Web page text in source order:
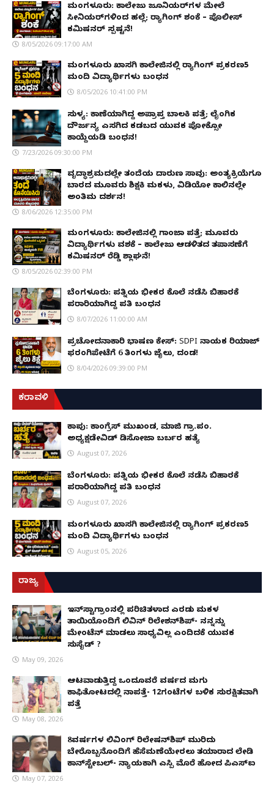
ಮಂಗಳೂರು: ಕಾಲೇಜು ಜೂನಿಯರ್‌ಗಳ ಮೇಲೆ
ಸೀನಿಯರ್‌ಗಳಿಂದ ಹಲ್ಲೆ; ರ‌್ಯಾಗಿಂಗ್ ಶಂಕೆ – ಪೊಲೀಸ್
ಕಮಿಷನರ್ ಸ್ಪಷ್ಟನೆ!
8/05/2026 09:17:00 AM
ಮಂಗಳೂರು ಖಾಸಗಿ ಕಾಲೇಜಿನಲ್ಲಿ ರ‌್ಯಾಗಿಂಗ್ ಪ್ರಕರಣ5
ಮಂದಿ ವಿದ್ಯಾರ್ಥಿಗಳು ಬಂಧನ
8/05/2026 10:41:00 PM
ಸುಳ್ಯ: ಕಾಣೆಯಾಗಿದ್ದ ಅಪ್ರಾಪ್ತ ಬಾಲಕಿ ಪತ್ತೆ; ಲೈಂಗಿಕ
ದೌರ್ಜನ್ಯ ಎಸಗಿದ ಕಡಬದ ಯುವಕ ಪೋಕ್ಸೋ
ಕಾಯ್ದೆಯಡಿ ಬಂಧನ!
7/23/2026 09:30:00 PM
ವೃದ್ಧಾಶ್ರಮದಲ್ಲೇ ತಂದೆಯ ದಾರುಣ ಸಾವು: ಅಂತ್ಯಕ್ರಿಯೆಗೂ
ಬಾರದ ಮೂವರು ಶಿಕ್ಷಕಿ ಮಕಳು, ವಿಡಿಯೋ ಕಾಲಿನಲ್ಲೇ
ಅಂತಿಮ ದರ್ಶನ!
8/06/2026 12:35:00 PM
ಮಂಗಳೂರು: ಕಾಲೇಜಿನಲ್ಲಿ ಗಾಂಜಾ ಪತ್ತೆ; ಮೂವರು
ವಿದ್ಯಾರ್ಥಿಗಳು ವಶಕ್ಕೆ – ಕಾಲೇಜು ಆಡಳಿತದ ತಪಾಸಣೆಗೆ
ಕಮಿಷನರ್ ರೆಡ್ಡಿ ಶ್ಲಾಘನೆ!
8/05/2026 02:39:00 PM
ಬೆಂಗಳೂರು: ಪತ್ನಿಯ ಭೀಕರ ಕೊಲೆ ನಡೆಸಿ ಬಿಹಾರಕ್ಕೆ
ಪರಾರಿಯಾಗಿದ್ದ ಪತಿ ಬಂಧನ
8/07/2026 11:00:00 AM
ಪ್ರಚೋದನಾಕಾರಿ ಭಾಷಣ ಕೇಸ್: SDPI ನಾಯಕ ರಿಯಾಜ್
ಫರಂಗಿಪೇಟೆಗೆ 6 ತಿಂಗಳು ಜೈಲು, ದಂಡ!
8/04/2026 09:39:00 PM
ಕರಾವಳಿ
ಕಾಪು: ಕಾಂಗ್ರೆಸ್ ಮುಖಂಡ, ಮಾಜಿ ಗ್ರಾ.ಪಂ.
ಅಧ್ಯಕ್ಷಡೇವಿಡ್ ಡಿಸೋಜಾ ಬರ್ಬರ ಹತ್ಯೆ
August 07, 2026
ಬೆಂಗಳೂರು: ಪತ್ನಿಯ ಭೀಕರ ಕೊಲೆ ನಡೆಸಿ ಬಿಹಾರಕ್ಕೆ
ಪರಾರಿಯಾಗಿದ್ದ ಪತಿ ಬಂಧನ
August 07, 2026
ಮಂಗಳೂರು ಖಾಸಗಿ ಕಾಲೇಜಿನಲ್ಲಿ ರ‌್ಯಾಗಿಂಗ್ ಪ್ರಕರಣ5
ಮಂದಿ ವಿದ್ಯಾರ್ಥಿಗಳು ಬಂಧನ
August 05, 2026
ರಾಜ್ಯ
ಇನ್​ಸ್ಟಾಗ್ರಾಂನಲ್ಲಿ ಪರಿಚಿತಳಾದ ಎರಡು ಮಕ್ಕಳ
ತಾಯಿಯೊಂದಿಗೆ ಲಿವಿನ್ ರಿಲೇಶನ್​ಶಿಪ್- ನನ್ನನ್ನು
ಮೇಂಟೆನ್ ಮಾಡಲು ಸಾಧ್ಯವಿಲ್ಲ ಎಂದಿದಕ್ಕೆ ಯುವಕ
ಸುಸೈಡ್ ?
May 09, 2026
ಆಟವಾಡುತ್ತಿದ್ದ ಒಂದೂವರೆ ವರ್ಷದ ಮಗು
ಕಾಫಿತೋಟದಲ್ಲಿ ನಾಪತ್ತೆ- 12ಗಂಟೆಗಳ ಬಳಿಕ ಸುರಕ್ಷಿತವಾಗಿ
ಪತ್ತೆ
May 08, 2026
8ವರ್ಷಗಳ ಲಿವಿಂಗ್‌ ರಿಲೇಷನ್‌ಶಿಪ್ ಮುರಿದು
ಬೇರೊಬ್ಬನೊಂದಿಗೆ ಹೆಸೆಮಣೆಯೇರಲು ತಯಾರಾದ ಲೇಡಿ
ಕಾನ್‌ಸ್ಟೇಬಲ್- ನ್ಯಾಯಕ್ಕಾಗಿ ಎಸ್ಪಿ ಮೊರೆ ಹೋದ ಪಿಎಸ್ಐ
May 07, 2026